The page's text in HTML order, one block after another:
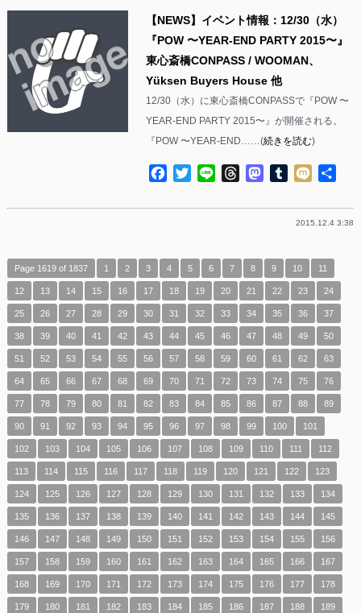
【NEWS】イベント情報：12/30（水）
『POW 〜YEAR-END PARTY 2015〜』
東心斎橋CONPASS / WOOMAN、
Yüksen Buyers House 他
12/30（水）に東心斎橋CONPASSで『POW 〜
YEAR-END PARTY 2015〜』が開催される。
『POW 〜YEAR-END……(続きを読む)
Facebook
TwitterLine ThreadsMastodon
Tumblr
Mixi
2015.12.4 3:38
Page 1619 of 1837 1 2 3 4 5 6 7 8 9 10 11
12 13 14 15 16 17 18 19 20 21 22 23 24
25 26 27 28 29 30 31 32 33 34 35 36 37
38 39 40 41 42 43 44 45 46 47 48 49 50
51 52 53 54 55 56 57 58 59 60 61 62 63
64 65 66 67 68 69 70 71 72 73 74 75 76
77 78 79 80 81 82 83 84 85 86 87 88 89
90 91 92 93 94 95 96 97 98 99 100 101
102 103 104 105 106 107 108 109 110 111 112
113 114 115 116 117 118 119 120 121 122 123
124 125 126 127 128 129 130 131 132 133 134
135 136 137 138 139 140 141 142 143 144 145
146 147 148 149 150 151 152 153 154 155 156
157 158 159 160 161 162 163 164 165 166 167
168 169 170 171 172 173 174 175 176 177 178
179 180 181 182 183 184 185 186 187 188 189